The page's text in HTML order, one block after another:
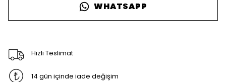
WHATSAPP
Hızlı Teslimat
14 gün içinde iade değişim